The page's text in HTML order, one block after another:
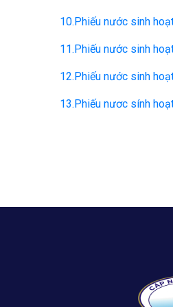
10.Phiếu nước sinh
11.Phiếu nước sinh
12.Phiếu nước sinh
13.Phiếu nươc sính